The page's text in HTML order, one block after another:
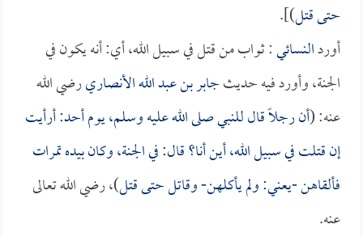
حتى قتل)].
أوردالنسائي: ثواب من قتل في سبيل الله، أي: أنه يكون في
الجنة، وأورد فيه حديثجابر بن عبد الله الأنصاريرضي الله
عنه: (أن رجلاً قال للنبي صلى الله عليه وسلم، يوم أحد: أرأيت
إن قتلت في سبيل الله، أين أنا؟ قال: في الجنة، وكان بيده تمرات
فألقاهن -يعني: ولم يأكلهن- وقاتل حتى قتل)، رضي الله تعالى
عنه.